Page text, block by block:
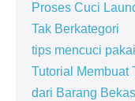
Proses Cuci
Tak Berkategori
tips mencuci
Tutorial Membuat
dari Barang Bekas